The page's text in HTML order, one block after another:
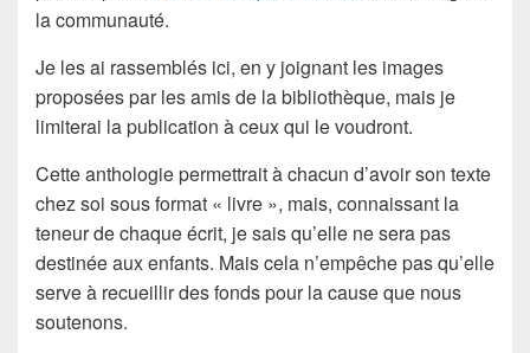
la communauté.
Je les ai rassemblés ici, en y joignant les images
proposées par les amis de la bibliothèque, mais je
limiterai la publication à ceux qui le voudront.
Cette anthologie permettrait à chacun d’avoir son texte
chez soi sous format « livre », mais, connaissant la
teneur de chaque écrit, je sais qu’elle ne sera pas
destinée aux enfants. Mais cela n’empêche pas qu’elle
serve à recueillir des fonds pour la cause que nous
soutenons.